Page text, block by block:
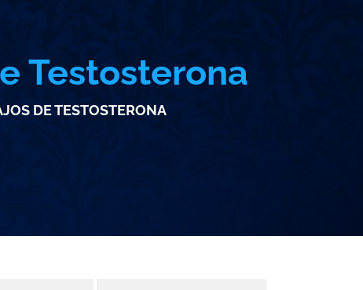
Testosterona
DE TESTOSTERONA